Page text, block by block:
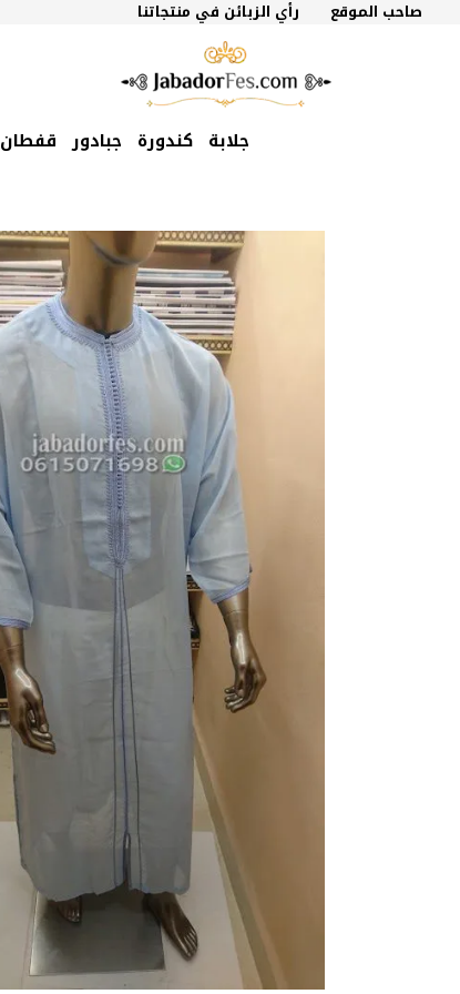
انتقلصاحب الموقع رأي الزبائن في منتجاتنا
جلابة كندورة جبادور قفطان
السعر
الحالي
هو:
700 درهم
مغربي.